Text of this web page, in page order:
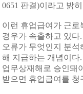
0651 판결)이라고 밝
이런 휴업급여가 근
경우가 속출하고 있
오류가 무엇인지 분
해 지급하는 개념이다
업무상재해로 승인돼
받으면 휴업급여를 청